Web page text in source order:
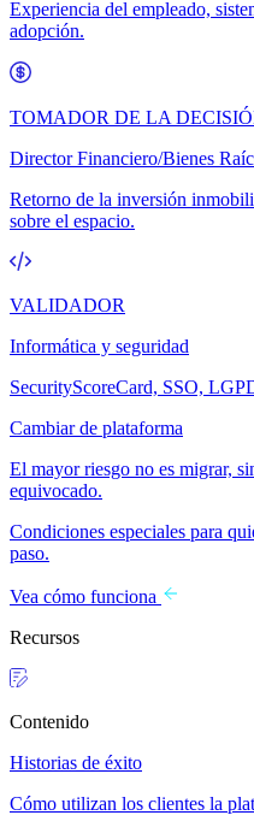
Experiencia del empleado,
adopción.
TOMADOR DE LA
Director Financiero/Bienes
Retorno de la inversión
sobre el espacio.
VALIDADOR
Informática y seguridad
SecurityScoreCard, SSO,
Cambiar de plataforma
El mayor riesgo no es migrar,
equivocado.
Condiciones especiales para
paso.
Vea cómo funciona
Recursos
Contenido
Historias de éxito
Cómo utilizan los clientes la